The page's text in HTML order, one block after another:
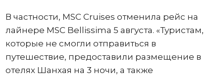
В частности, MSC Cruises отменила рейс на
лайнере MSC Bellissima 5 августа. «Туристам,
которые не смогли отправиться в
путешествие, предоставили размещение в
отелях Шанхая на 3 ночи, а также